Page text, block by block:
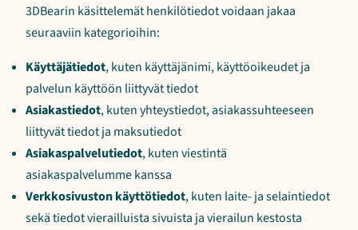
3DBearin käsittelemät henkilötiedot voidaan jakaa
seuraaviin kategorioihin:
Käyttäjätiedot, kuten käyttäjänimi, käyttöoikeudet ja
palvelun käyttöön liittyvät tiedot
Asiakastiedot, kuten yhteystiedot, asiakassuhteeseen
liittyvät tiedot ja maksutiedot
Asiakaspalvelutiedot, kuten viestintä
asiakaspalvelumme kanssa
Verkkosivuston käyttötiedot, kuten laite- ja selaintiedot
sekä tiedot vierailluista sivuista ja vierailun kestosta